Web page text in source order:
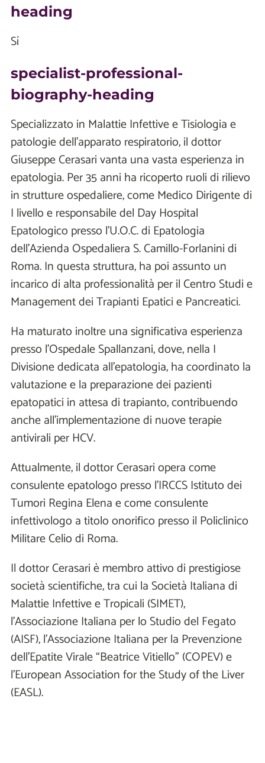
heading
Sí
specialist-professional-
biography-heading
Specializzato in Malattie Infettive e Tisiologia e
patologie dell’apparato respiratorio, il dottor
Giuseppe Cerasari vanta una vasta esperienza in
epatologia. Per 35 anni ha ricoperto ruoli di rilievo
in strutture ospedaliere, come Medico Dirigente di
I livello e responsabile del Day Hospital
Epatologico presso l’U.O.C. di Epatologia
dell’Azienda Ospedaliera S. Camillo-Forlanini di
Roma. In questa struttura, ha poi assunto un
incarico di alta professionalità per il Centro Studi e
Management dei Trapianti Epatici e Pancreatici.
Ha maturato inoltre una significativa esperienza
presso l’Ospedale Spallanzani, dove, nella I
Divisione dedicata all’epatologia, ha coordinato la
valutazione e la preparazione dei pazienti
epatopatici in attesa di trapianto, contribuendo
anche all’implementazione di nuove terapie
antivirali per HCV.
Attualmente, il dottor Cerasari opera come
consulente epatologo presso l’IRCCS Istituto dei
Tumori Regina Elena e come consulente
infettivologo a titolo onorifico presso il Policlinico
Militare Celio di Roma.
Il dottor Cerasari è membro attivo di prestigiose
società scientifiche, tra cui la Società Italiana di
Malattie Infettive e Tropicali (SIMET),
l’Associazione Italiana per lo Studio del Fegato
(AISF), l’Associazione Italiana per la Prevenzione
dell’Epatite Virale “Beatrice Vitiello” (COPEV) e
l’European Association for the Study of the Liver
(EASL).